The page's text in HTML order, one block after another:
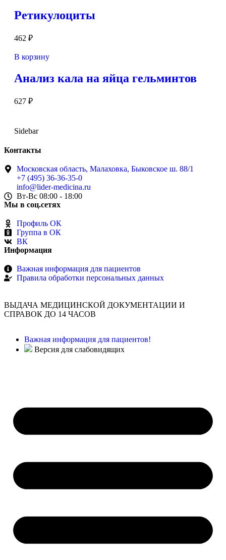
Ретикулоциты
462 ₽
В корзину
Анализ кала на яйца гельминтов
627 ₽
Sidebar
Контакты
Московская область, Малаховка, Быковское ш. 88/1
+7 (495) 36-36-35-0
info@lider-medicina.ru
Вт-Вс 08:00 - 18:00
Мы в соц.сетях
Профиль ОК
Группа в ОК
ВК
Информация
Важная информация для пациентов
Правила обработки персональных данных
ВЫДАЧА МЕДИЦИНСКОЙ ДОКУМЕНТАЦИИ И
СПРАВОК ДО 14 ЧАСОВ
Важная информация для пациентов!
Версия для слабовидящих